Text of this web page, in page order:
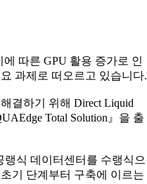
따른 GPU 활용 증가로 인
과제로 떠오르고 있습니다.
결하기 위해 Direct Liquid
Total Solution』을 출
랭식 데이터센터를 수랭식으
기 단계부터 구축에 이르는